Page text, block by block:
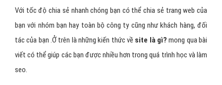
Với tốc độ chia sẻ nhanh chóng bạn có thể chia sẻ trang web của
bạn với nhóm bạn hay toàn bộ công ty cũng như khách hàng, đối
tác của bạn .Ở trên là những kiến thức về site là gì? mong qua bài
viết có thể giúp các bạn được nhiều hơn trong quá trình học và làm
seo.